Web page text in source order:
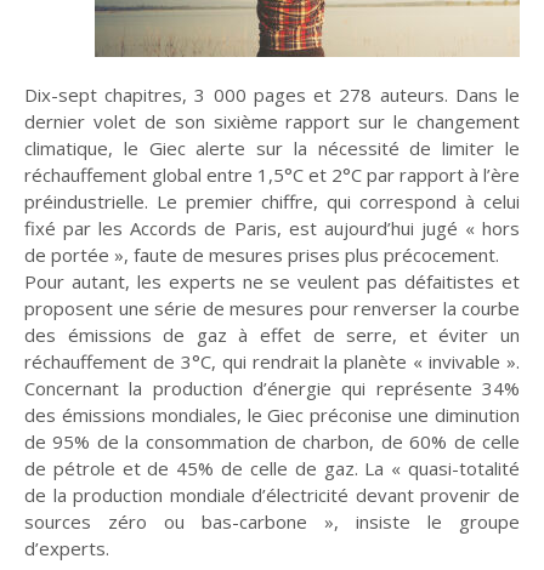
Planète Tribune
Vie d'Église
Que deviennent les
pasteurs ?
Dans les dédales du
mensonge
Fin de vie : prendre
soin des vivants
Église : le sens du
changement
De novembre-
décembre 2019 à
mars-avril 2021
De mai-juin 2021 à
mars-avril 2023
Et avant ?
Dix-sept chapitres, 3 000 pages et 278 auteurs. Dans le
dernier volet de son sixième rapport sur le changement
climatique, le Giec alerte sur la nécessité de limiter le
réchauffement global entre 1,5°C et 2°C par rapport à l’ère
préindustrielle. Le premier chiffre, qui correspond à celui
fixé par les Accords de Paris, est aujourd’hui jugé « hors
de portée », faute de mesures prises plus précocement.
Pour autant, les experts ne se veulent pas défaitistes et
proposent une série de mesures pour renverser la courbe
des émissions de gaz à effet de serre, et éviter un
réchauffement de 3°C, qui rendrait la planète « invivable ».
Concernant la production d’énergie qui représente 34%
des émissions mondiales, le Giec préconise une diminution
de 95% de la consommation de charbon, de 60% de celle
de pétrole et de 45% de celle de gaz. La « quasi-totalité
de la production mondiale d’électricité devant provenir de
sources zéro ou bas-carbone », insiste le groupe
d’experts.